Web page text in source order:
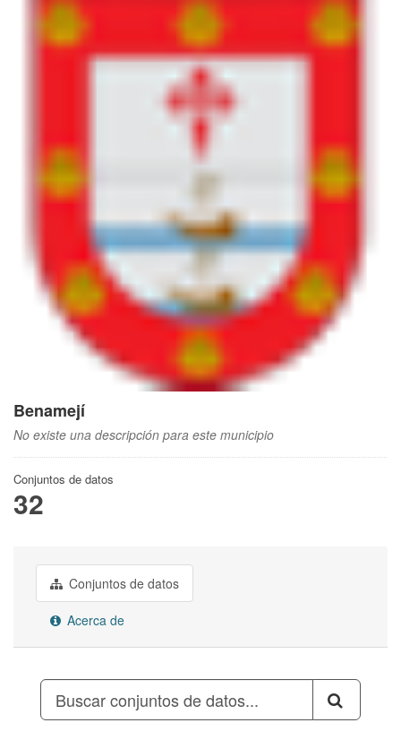
Benamejí
No existe una descripción para este municipio
Conjuntos de datos
32
Conjuntos de datos
Acerca de